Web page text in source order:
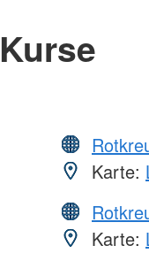
Kurse
Karte:
Karte: